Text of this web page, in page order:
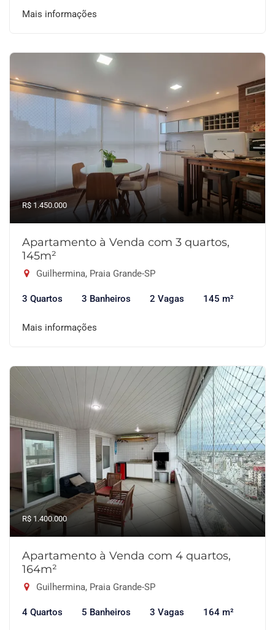
Mais informações
R$ 1.450.000
Apartamento à Venda com 3 quartos,
145m²
Guilhermina, Praia Grande-SP
3 Quartos 3 Banheiros 2 Vagas 145 m²
Mais informações
R$ 1.400.000
Apartamento à Venda com 4 quartos,
164m²
Guilhermina, Praia Grande-SP
4 Quartos 5 Banheiros 3 Vagas 164 m²